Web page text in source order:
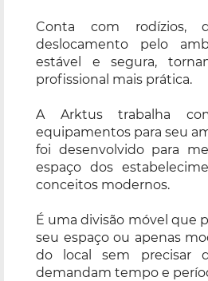
Conta com rodízios,
deslocamento pelo
estável e segura,
profissional mais prática.
A Arktus trabalha
equipamentos para seu
foi desenvolvido para
espaço dos
conceitos modernos.
É uma divisão móvel que
seu espaço ou apenas
do local sem precisar
demandam tempo e